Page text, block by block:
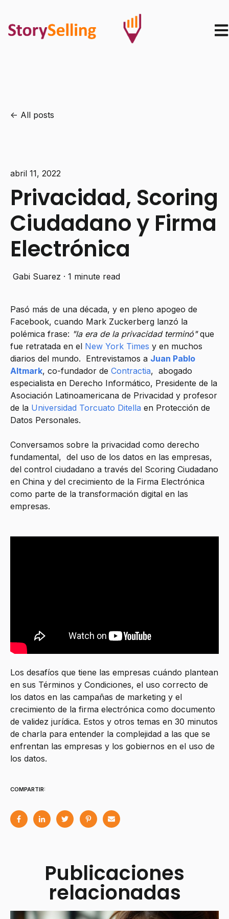
All posts
abril 11, 2022
Privacidad, Scoring
Ciudadano y Firma
Electrónica
Gabi Suarez · 1 minute read
Pasó más de una década, y en pleno apogeo de
Facebook, cuando Mark Zuckerberg lanzó la
polémica frase: "la era de la privacidad terminó"que
fue retratada en el New York Times y en muchos
diarios del mundo. Entrevistamos a Juan Pablo
Altmark, co-fundador de Contractia, abogado
especialista en Derecho Informático, Presidente de la
Asociación Latinoamericana de Privacidad y profesor
de la Universidad Torcuato Ditella en Protección de
Datos Personales.
Conversamos sobre la privacidad como derecho
fundamental, del uso de los datos en las empresas,
del control ciudadano a través del Scoring Ciudadano
en China y del crecimiento de la Firma Electrónica
como parte de la transformación digital en las
empresas.
Los desafíos que tiene las empresas cuándo plantean
en sus Términos y Condiciones, el uso correcto de
los datos en las campañas de marketing y el
crecimiento de la firma electrónica como documento
de validez jurídica. Estos y otros temas en 30 minutos
de charla para entender la complejidad a las que se
enfrentan las empresas y los gobiernos en el uso de
los datos.
COMPARTIR:
Publicaciones
relacionadas